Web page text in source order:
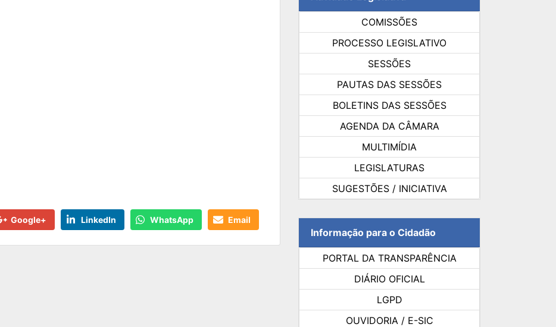
Google+ LinkedIn WhatsApp Email
COMISSÕES
PROCESSO LEGISLATIVO
SESSÕES
PAUTAS DAS SESSÕES
BOLETINS DAS SESSÕES
AGENDA DA CÂMARA
MULTIMÍDIA
LEGISLATURAS
SUGESTÕES / INICIATIVA
Informação para o Cidadão
PORTAL DA TRANSPARÊNCIA
DIÁRIO OFICIAL
LGPD
OUVIDORIA / E-SIC